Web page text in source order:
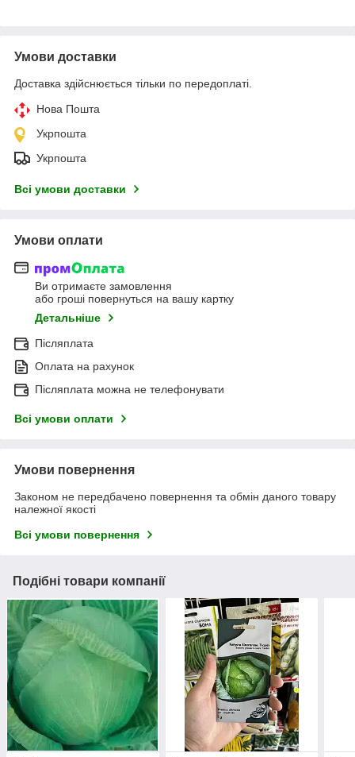
Умови доставки
Доставка здійснюється тільки по передоплаті.
Нова Пошта
Укрпошта
Укрпошта
Всі умови доставки
Умови оплати
Ви отримаєте замовлення
або гроші повернуться на вашу картку
Детальніше
Післяплата
Оплата на рахунок
Післяплата можна не телефонувати
Всі умови оплати
Умови повернення
Законом не передбачено повернення та обмін даного товару
належної якості
Всі умови повернення
Подібні товари компанії